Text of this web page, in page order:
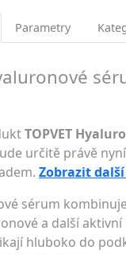
Parametry
TOPVET
určitě právě
Zobrazit
sérum
a další aktivní
hluboko do